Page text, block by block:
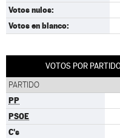
Votos nulos:
Votos en blanco:
VOTOS POR
PARTIDO
PP
PSOE
C's